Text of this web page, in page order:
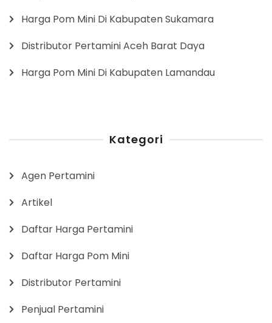
Harga Pom Mini Di Kabupaten Sukamara
Distributor Pertamini Aceh Barat Daya
Harga Pom Mini Di Kabupaten Lamandau
Kategori
Agen Pertamini
Artikel
Daftar Harga Pertamini
Daftar Harga Pom Mini
Distributor Pertamini
Penjual Pertamini